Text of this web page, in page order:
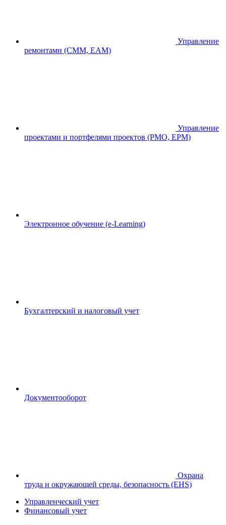
Управление
ремонтами (CMM, EAM)
Управление
проектами и портфелями проектов (PMO, EPM)
Электронное обучение (e-Learning)
Бухгалтерский и налоговый учет
Документооборот
Охрана
труда и окружающей среды, безопасность (EHS)
Управленческий учет
Финансовый учет